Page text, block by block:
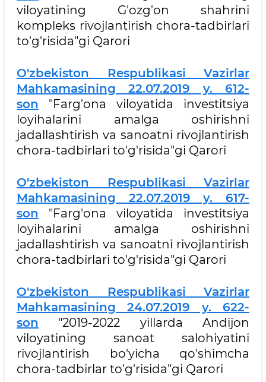
viloyatining G'ozg'on shahrini
kompleks rivojlantirish chora-tadbirlari
to'g'risida"gi Qarori
O'zbekiston Respublikasi Vazirlar
Mahkamasining 22.07.2019 y. 612-
son "Farg'ona viloyatida investitsiya
loyihalarini amalga oshirishni
jadallashtirish va sanoatni rivojlantirish
chora-tadbirlari to'g'risida"gi Qarori
O'zbekiston Respublikasi Vazirlar
Mahkamasining 22.07.2019 y. 617-
son "Farg'ona viloyatida investitsiya
loyihalarini amalga oshirishni
jadallashtirish va sanoatni rivojlantirish
chora-tadbirlari to'g'risida"gi Qarori
O'zbekiston Respublikasi Vazirlar
Mahkamasining 24.07.2019 y. 622-
son "2019-2022 yillarda Andijon
viloyatining sanoat salohiyatini
rivojlantirish bo'yicha qo'shimcha
chora-tadbirlar to'g'risida"gi Qarori